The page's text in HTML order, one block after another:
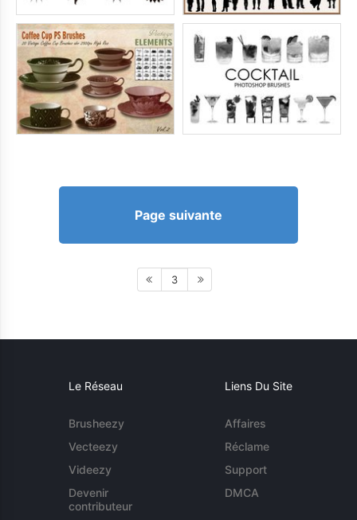
Page suivante
3
Le Réseau
Brusheezy
Vecteezy
Videezy
Devenir
contributeur
Liens Du Site
Affaires
Réclame
Support
DMCA